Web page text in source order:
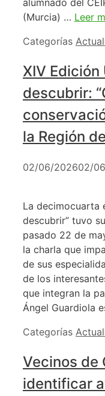
alumnado del
(Murcia) … Leer
Categorías
XIV
descubrir:
la Región
02/06/202602/
La decimocuarta
descubrir” tuvo
pasado 22 de
la charla que
de sus
de los
que integran la
Ángel Guardiola
Categorías
Vecinos de
identificar